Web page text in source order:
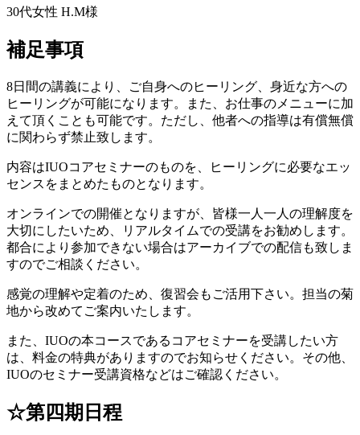
30代女性 H.M様
補足事項
8日間の講義により、ご自身へのヒーリング、身近な方への
ヒーリングが可能になります。また、お仕事のメニューに加
えて頂くことも可能です。ただし、他者への指導は有償無償
に関わらず禁止致します。
内容はIUOコアセミナーのものを、ヒーリングに必要なエッ
センスをまとめたものとなります。
オンラインでの開催となりますが、皆様一人一人の理解度を
大切にしたいため、リアルタイムでの受講をお勧めします。
都合により参加できない場合はアーカイブでの配信も致しま
すのでご相談ください。
感覚の理解や定着のため、復習会もご活用下さい。担当の菊
地から改めてご案内いたします。
また、IUOの本コースであるコアセミナーを受講したい方
は、料金の特典がありますのでお知らせください。その他、
IUOのセミナー受講資格などはご確認ください。
☆第四期日程